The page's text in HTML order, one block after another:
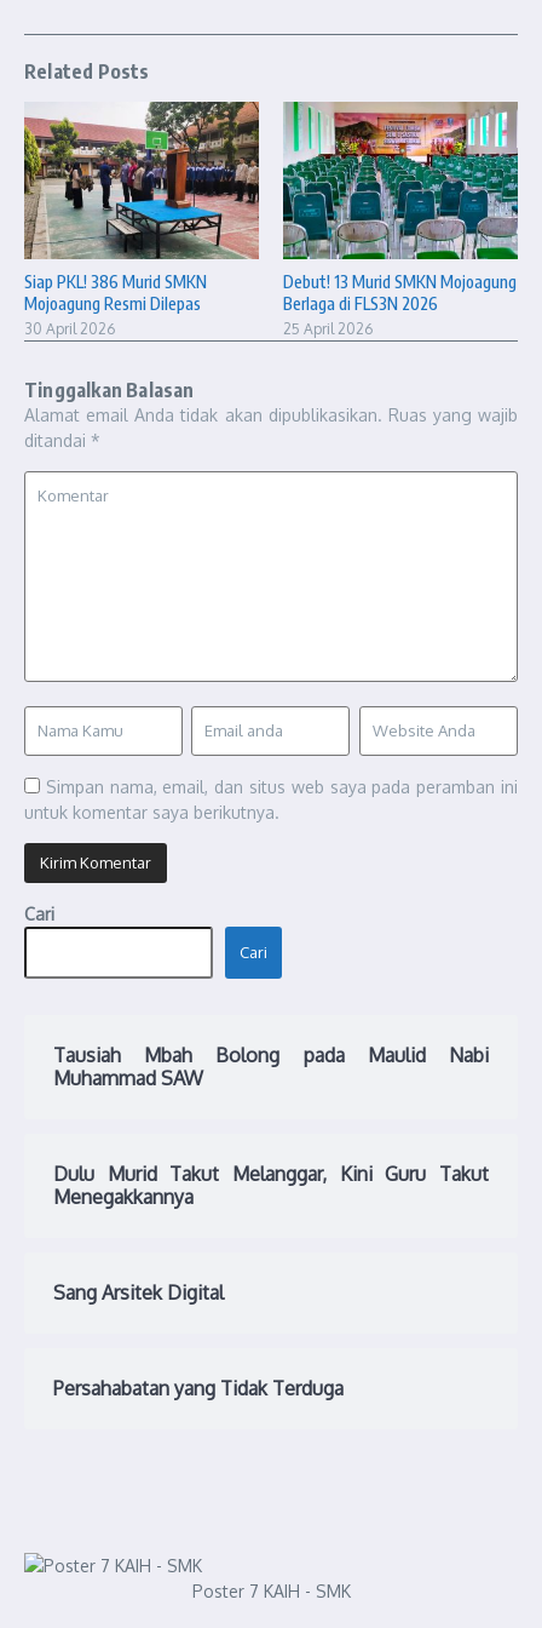
Related Posts
Siap PKL! 386 Murid SMKN
Mojoagung Resmi Dilepas
30 April 2026
Debut! 13 Murid SMKN Mojoagung
Berlaga di FLS3N 2026
25 April 2026
Tinggalkan Balasan
Alamat email Anda tidak akan dipublikasikan. Ruas yang wajib
ditandai *
Simpan nama, email, dan situs web saya pada peramban ini
untuk komentar saya berikutnya.
Cari
Cari
Tausiah Mbah Bolong pada Maulid Nabi
Muhammad SAW
Dulu Murid Takut Melanggar, Kini Guru Takut
Menegakkannya
Sang Arsitek Digital
Persahabatan yang Tidak Terduga
Poster 7 KAIH - SMK